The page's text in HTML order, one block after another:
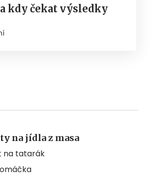
kdy čekat výsledky
na jídla z masa
na tatarák